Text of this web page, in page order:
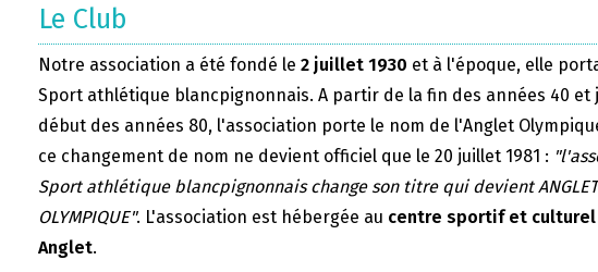
Le Club
Notre association a été fondé le 2 juillet 1930 et à l'époque, elle
Sport athlétique blancpignonnais. A partir de la fin des années 40 et
début des années 80, l'association porte le nom de l'Anglet
ce changement de nom ne devient officiel que le 20 juillet 1981 :
Sport athlétique blancpignonnais change son titre qui devient ANGLET
OLYMPIQUE". L'association est hébergée au centre sportif et culturel
Anglet.